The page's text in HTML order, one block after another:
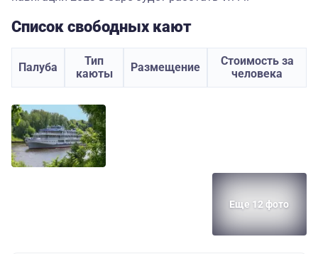
Список свободных кают
Палуба
Тип
каюты
Размещение
Стоимость за
человека
Еще 12 фото